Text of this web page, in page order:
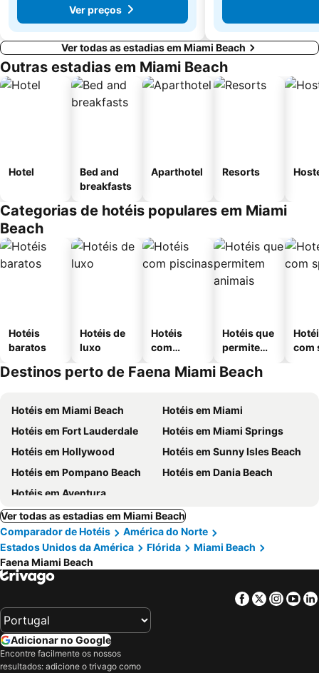
Ver preços
Ver todas as estadias em Miami Beach
Outras estadias em Miami Beach
Hotel
Bed and
breakfasts
Aparthotel Resorts
Categorias de hotéis populares em Miami
Beach
Hotéis
baratos
Hotéis de
luxo
Hotéis
com
Hotéis que
permitem
com
Destinos perto de Faena Miami Beach
Hotéis em Miami Beach
Hotéis em Miami
Hotéis em Fort Lauderdale
Hotéis em Miami Springs
Hotéis em Hollywood
Hotéis em Sunny Isles Beach
Hotéis em Pompano Beach
Hotéis em Dania Beach
Hotéis em Aventura
Ver todas as estadias em Miami Beach
Comparador de Hotéis
América do Norte
Estados Unidos da América
Flórida
Miami Beach
Faena Miami Beach
Facebook
Twitter
Adicionar no Google
Encontre facilmente os nossos
resultados: adicione o trivago como